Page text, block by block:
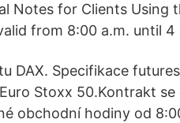
Notes for Clients Using
from 8:00 a.m. until 4
DAX. Specifikace
Stoxx 50.Kontrakt
obchodní hodiny od